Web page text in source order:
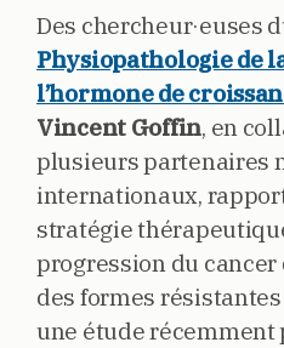
Des chercheur·euses
Physiopathologie de
l’hormone de
Vincent Goffin, en
plusieurs partenaires
internationaux,
stratégie
progression du cancer
des formes
une étude